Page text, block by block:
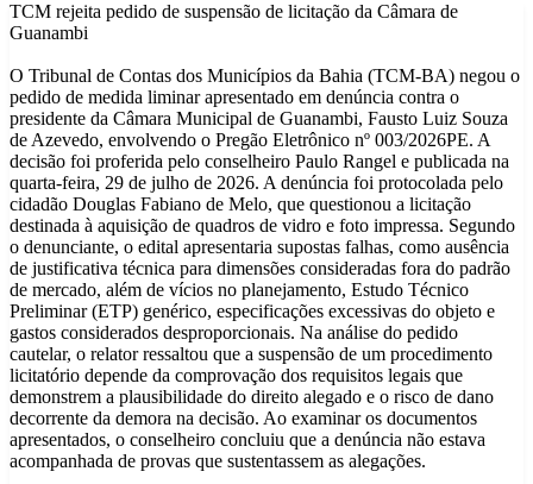
TCM rejeita pedido de suspensão de licitação da Câmara de
Guanambi
O Tribunal de Contas dos Municípios da Bahia (TCM-BA) negou o
pedido de medida liminar apresentado em denúncia contra o
presidente da Câmara Municipal de Guanambi, Fausto Luiz Souza
de Azevedo, envolvendo o Pregão Eletrônico nº 003/2026PE. A
decisão foi proferida pelo conselheiro Paulo Rangel e publicada na
quarta-feira, 29 de julho de 2026. A denúncia foi protocolada pelo
cidadão Douglas Fabiano de Melo, que questionou a licitação
destinada à aquisição de quadros de vidro e foto impressa. Segundo
o denunciante, o edital apresentaria supostas falhas, como ausência
de justificativa técnica para dimensões consideradas fora do padrão
de mercado, além de vícios no planejamento, Estudo Técnico
Preliminar (ETP) genérico, especificações excessivas do objeto e
gastos considerados desproporcionais. Na análise do pedido
cautelar, o relator ressaltou que a suspensão de um procedimento
licitatório depende da comprovação dos requisitos legais que
demonstrem a plausibilidade do direito alegado e o risco de dano
decorrente da demora na decisão. Ao examinar os documentos
apresentados, o conselheiro concluiu que a denúncia não estava
acompanhada de provas que sustentassem as alegações.